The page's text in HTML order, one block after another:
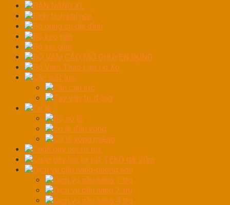
BÀN NÁNG XE
Bình tích khí nén
Bộ dụng cụ gia đình
Bộ kéo nắn
Bộ lục giác
BỘ VAM CẢO MỞ CHUYÊN DỤNG
Bộ Vam Tháo Lắp Lò Xo
Cần xiết lực
Cần cân lực
Tay vặn tự động
Cờ lê
Bộ cờ lê
cờ lê đầu vòng
Cờ lê vòng miệng
Cuộn dây hơi tự rút
Cuộn dây hơi tự rút TEKO dài 20m
Dịch vụ cầu nâng-phòng sơn
Dịch vụ cầu nâng 1 trụ
Dịch vụ cầu nâng 2 trụ
Dịch vụ cầu nâng 4 trụ